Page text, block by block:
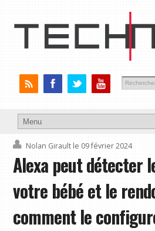
Nolan Girault le 09 février 2024
Alexa peut détecter
votre bébé et le
comment le